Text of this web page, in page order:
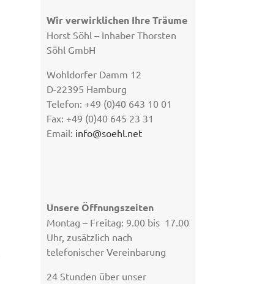
Wir verwirklichen Ihre Träume
Horst Söhl – Inhaber Thorsten
Söhl GmbH
Wohldorfer Damm 12
D-22395 Hamburg
Telefon: +49 (0)40 643 10 01
Fax: +49 (0)40 645 23 31
Email: info@soehl.net
Unsere Öffnungszeiten
Montag – Freitag: 9.00 bis 17.00
Uhr, zusätzlich nach
telefonischer Vereinbarung
24 Stunden über unser